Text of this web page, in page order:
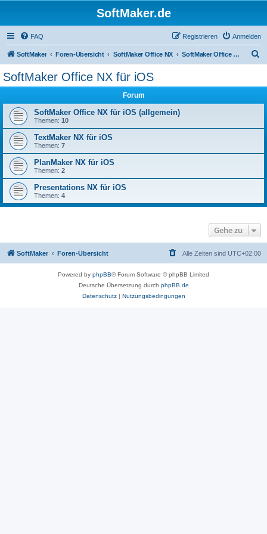
SoftMaker.de
FAQ Anmelden
Registrieren
SoftMaker Foren-Übersicht SoftMaker Office NX SoftMaker Office NX für iOS
SoftMaker Office NX für iOS
Forum
SoftMaker Office NX für iOS (allgemein)
Themen: 10
TextMaker NX für iOS
Themen: 7
PlanMaker NX für iOS
Themen: 2
Presentations NX für iOS
Themen: 4
Gehe zu
SoftMaker Foren-Übersicht Alle Zeiten sind UTC+02:00
Powered by phpBB® Forum Software © phpBB Limited
Deutsche Übersetzung durch phpBB.de
Datenschutz| Nutzungsbedingungen